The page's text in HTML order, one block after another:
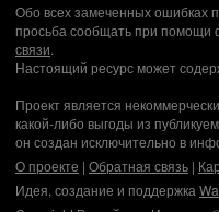
Обо всех замеченных ошибках
просьба сообщать при
связи.
Настоящий ресурс может
Проект является
какой-либо выгоды из
он создан исключительно в
О проекте | Обратная связь |
Идея, создание и поддержка